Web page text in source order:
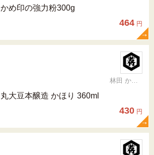
かめ印の強力粉300g
464 円
林田 かおり
丸大豆本醸造 かほり 360ml
430 円